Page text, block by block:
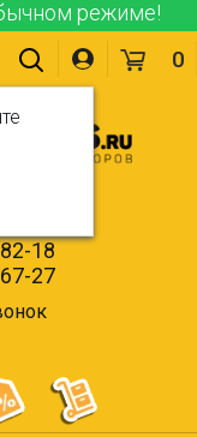
режиме!
18
27
0